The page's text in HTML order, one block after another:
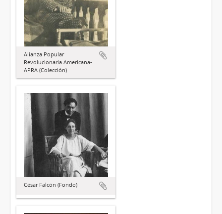
Alianza Popular
Revolucionaria Americana-
APRA (Colección)
César Falcón (Fondo)